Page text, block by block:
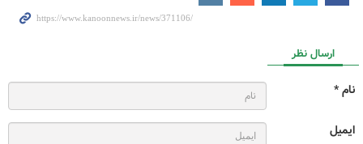
ارسال نظر
نام *
ایمیل